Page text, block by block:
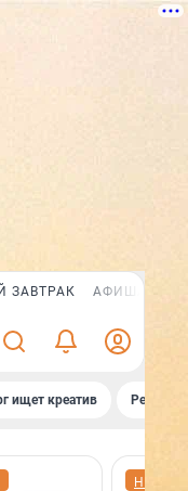
ЗАВТРАК АФИША PLUS
ищет креатив